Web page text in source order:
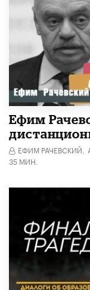
Ефим
ЕФИМ РАЧЕВСКИЙ,
35 МИН.